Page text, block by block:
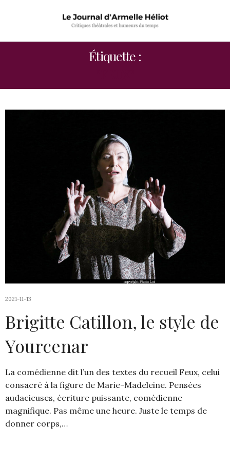
Étiquette :
2021-11-13
Brigitte Catillon, le style de
Yourcenar
La comédienne dit l’un des textes du recueil Feux, celui
consacré à la figure de Marie-Madeleine. Pensées
audacieuses, écriture puissante, comédienne
magnifique. Pas même une heure. Juste le temps de
donner corps,…